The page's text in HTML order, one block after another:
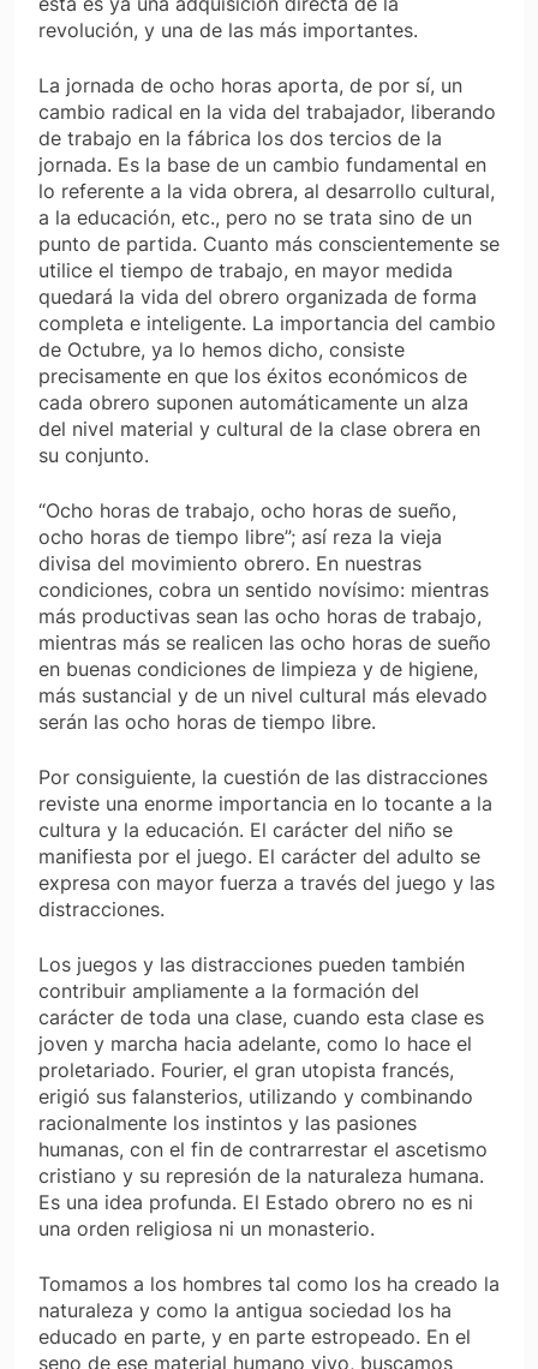
revolución, y una de las más importantes.
La jornada de ocho horas aporta, de por sí, un
cambio radical en la vida del trabajador, liberando
de trabajo en la fábrica los dos tercios de la
jornada. Es la base de un cambio fundamental en
lo referente a la vida obrera, al desarrollo cultural,
a la educación, etc., pero no se trata sino de un
punto de partida. Cuanto más conscientemente se
utilice el tiempo de trabajo, en mayor medida
quedará la vida del obrero organizada de forma
completa e inteligente. La importancia del cambio
de Octubre, ya lo hemos dicho, consiste
precisamente en que los éxitos económicos de
cada obrero suponen automáticamente un alza
del nivel material y cultural de la clase obrera en
su conjunto.
“Ocho horas de trabajo, ocho horas de sueño,
ocho horas de tiempo libre”; así reza la vieja
divisa del movimiento obrero. En nuestras
condiciones, cobra un sentido novísimo: mientras
más productivas sean las ocho horas de trabajo,
mientras más se realicen las ocho horas de sueño
en buenas condiciones de limpieza y de higiene,
más sustancial y de un nivel cultural más elevado
serán las ocho horas de tiempo libre.
Por consiguiente, la cuestión de las distracciones
reviste una enorme importancia en lo tocante a la
cultura y la educación. El carácter del niño se
manifiesta por el juego. El carácter del adulto se
expresa con mayor fuerza a través del juego y las
distracciones.
Los juegos y las distracciones pueden también
contribuir ampliamente a la formación del
carácter de toda una clase, cuando esta clase es
joven y marcha hacia adelante, como lo hace el
proletariado. Fourier, el gran utopista francés,
erigió sus falansterios, utilizando y combinando
racionalmente los instintos y las pasiones
humanas, con el fin de contrarrestar el ascetismo
cristiano y su represión de la naturaleza humana.
Es una idea profunda. El Estado obrero no es ni
una orden religiosa ni un monasterio.
Tomamos a los hombres tal como los ha creado la
naturaleza y como la antigua sociedad los ha
educado en parte, y en parte estropeado. En el
seno de ese material humano vivo, buscamos